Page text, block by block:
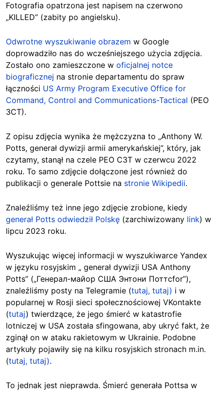
Fotografia opatrzona jest napisem na czerwono
„KILLED” (zabity po angielsku).
Odwrotne wyszukiwanie obrazem w Google
doprowadziło nas do wcześniejszego użycia zdjęcia.
Zostało ono zamieszczone w oficjalnej notce
biograficznej na stronie departamentu do spraw
łączności US Army Program Executive Office for
Command, Control and Communications-Tactical (PEO
3CT).
Z opisu zdjęcia wynika że mężczyzna to „Anthony W.
Potts, generał dywizji armii amerykańskiej”, który, jak
czytamy, stanął na czele PEO C3T w czerwcu 2022
roku. To samo zdjęcie dołączone jest również do
publikacji o generale Pottsie na stronie Wikipedii.
Znaleźliśmy też inne jego zdjęcie zrobione, kiedy
generał Potts odwiedził Polskę (zarchiwizowany link) w
lipcu 2023 roku.
Wyszukując więcej informacji w wyszukiwarce Yandex
w języku rosyjskim „ generał dywizji USA Anthony
Potts” („Генерал-майор США Энтони Поттсfor”),
znaleźliśmy posty na Telegramie (tutaj, tutaj) i w
popularnej w Rosji sieci społecznościowej VKontakte
(tutaj) twierdzące, że jego śmierć w katastrofie
lotniczej w USA została sfingowana, aby ukryć fakt, że
zginął on w ataku rakietowym w Ukrainie. Podobne
artykuły pojawiły się na kilku rosyjskich stronach m.in.
(tutaj, tutaj).
To jednak jest nieprawda. Śmierć generała Pottsa w